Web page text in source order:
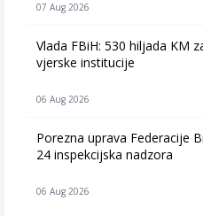
07 Aug 2026
Vlada FBiH: 530 hiljada KM
vjerske institucije
06 Aug 2026
Porezna uprava Federacije
24 inspekcijska nadzora
06 Aug 2026